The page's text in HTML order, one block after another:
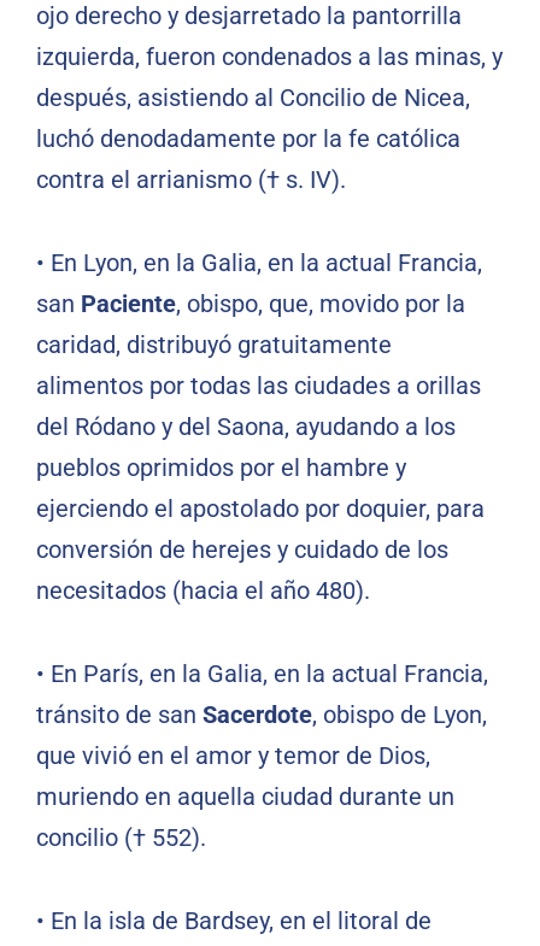
ojo derecho y desjarretado la pantorrilla
izquierda, fueron condenados a las minas, y
después, asistiendo al Concilio de Nicea,
luchó denodadamente por la fe católica
contra el arrianismo († s. IV).
• En Lyon, en la Galia, en la actual Francia,
san Paciente, obispo, que, movido por la
caridad, distribuyó gratuitamente
alimentos por todas las ciudades a orillas
del Ródano y del Saona, ayudando a los
pueblos oprimidos por el hambre y
ejerciendo el apostolado por doquier, para
conversión de herejes y cuidado de los
necesitados (hacia el año 480).
• En París, en la Galia, en la actual Francia,
tránsito de san Sacerdote, obispo de Lyon,
que vivió en el amor y temor de Dios,
muriendo en aquella ciudad durante un
concilio († 552).
• En la isla de Bardsey, en el litoral de